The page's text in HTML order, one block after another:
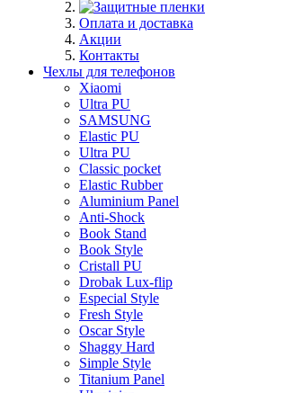
Оплата и доставка
Акции
Контакты
Чехлы для телефонов
Xiaomi
Ultra PU
SAMSUNG
Elastic PU
Ultra PU
Classic pocket
Elastic Rubber
Aluminium Panel
Anti-Shock
Book Stand
Book Style
Cristall PU
Drobak Lux-flip
Especial Style
Fresh Style
Oscar Style
Shaggy Hard
Simple Style
Titanium Panel